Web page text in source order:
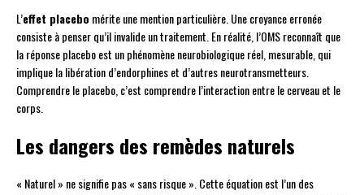
L’effet placebo mérite une mention particulière. Une croyance erronée
consiste à penser qu’il invalide un traitement. En réalité, l’OMS reconnaît que
la réponse placebo est un phénomène neurobiologique réel, mesurable, qui
implique la libération d’endorphines et d’autres neurotransmetteurs.
Comprendre le placebo, c’est comprendre l’interaction entre le cerveau et le
corps.
Les dangers des remèdes naturels
« Naturel » ne signifie pas « sans risque ». Cette équation est l’un des